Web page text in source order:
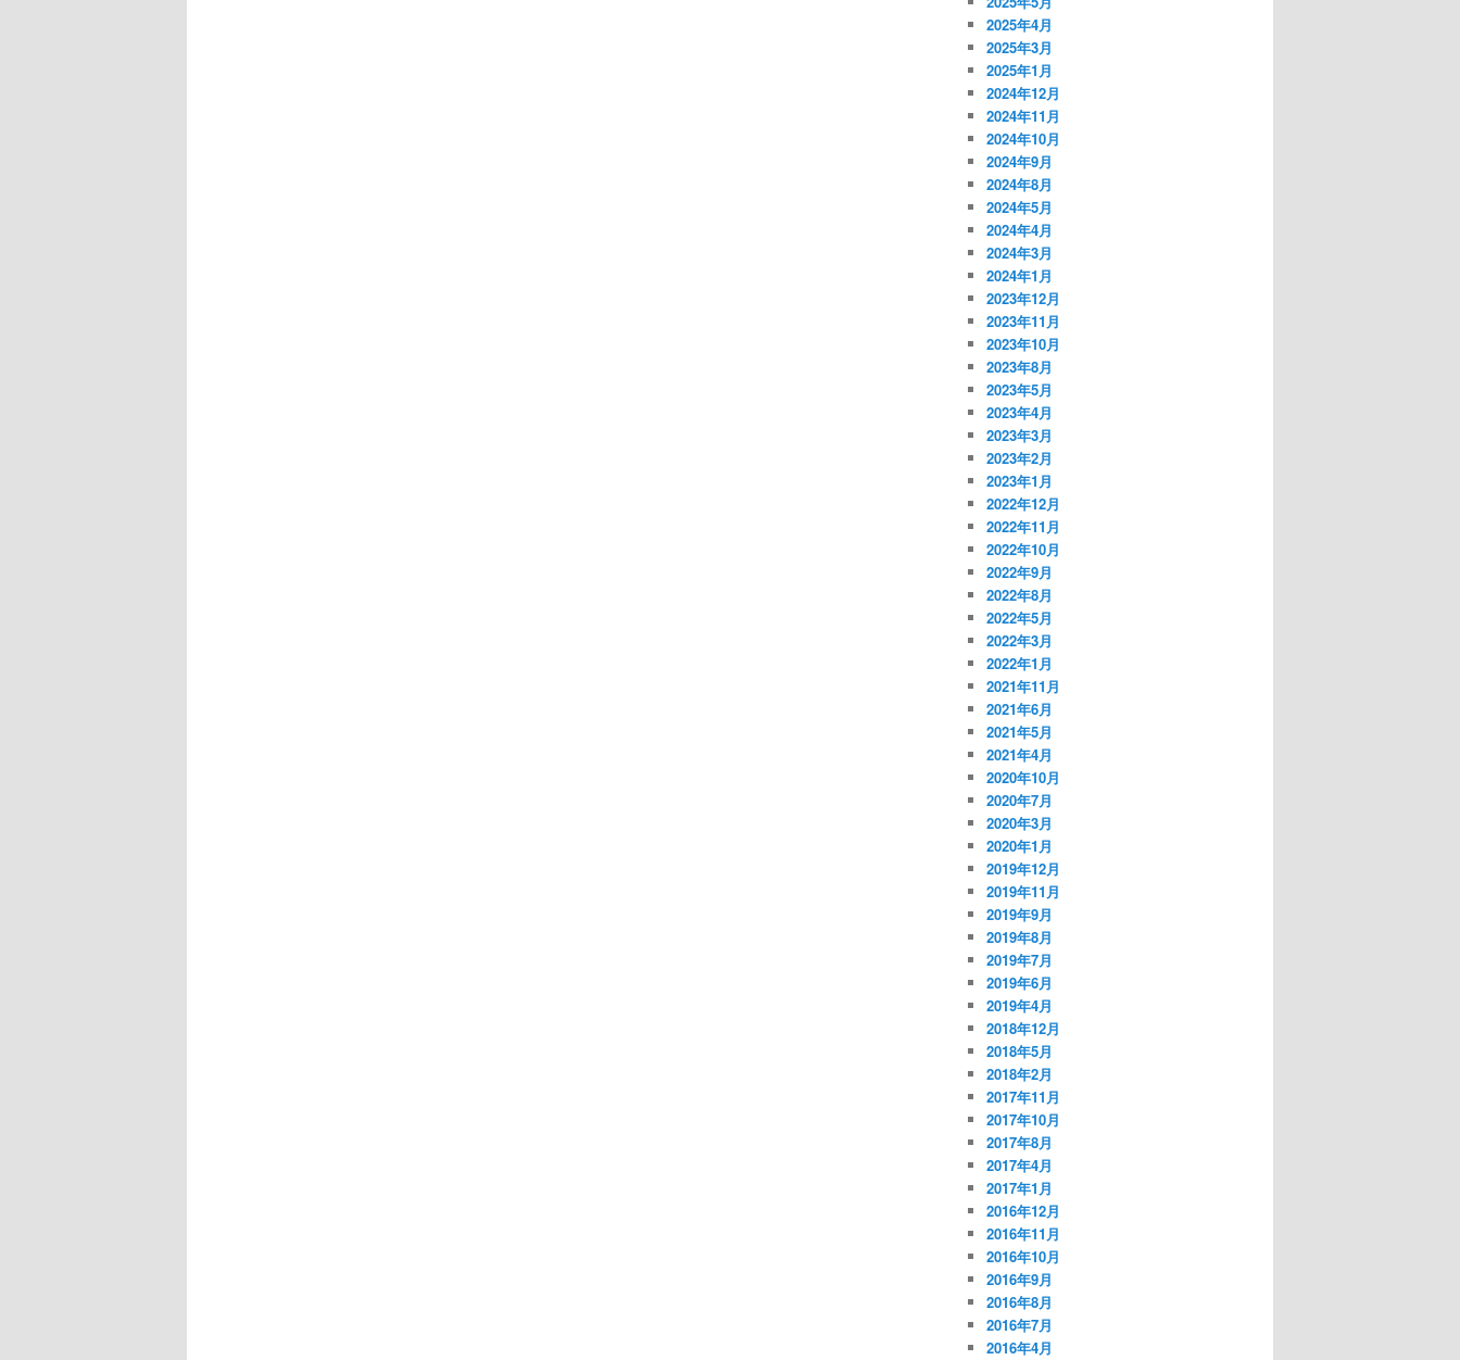
2025年4月
2025年3月
2025年1月
2024年12月
2024年11月
2024年10月
2024年9月
2024年8月
2024年5月
2024年4月
2024年3月
2024年1月
2023年12月
2023年11月
2023年10月
2023年8月
2023年5月
2023年4月
2023年3月
2023年2月
2023年1月
2022年12月
2022年11月
2022年10月
2022年9月
2022年8月
2022年5月
2022年3月
2022年1月
2021年11月
2021年6月
2021年5月
2021年4月
2020年10月
2020年7月
2020年3月
2020年1月
2019年12月
2019年11月
2019年9月
2019年8月
2019年7月
2019年6月
2019年4月
2018年12月
2018年5月
2018年2月
2017年11月
2017年10月
2017年8月
2017年4月
2017年1月
2016年12月
2016年11月
2016年10月
2016年9月
2016年8月
2016年7月
2016年4月